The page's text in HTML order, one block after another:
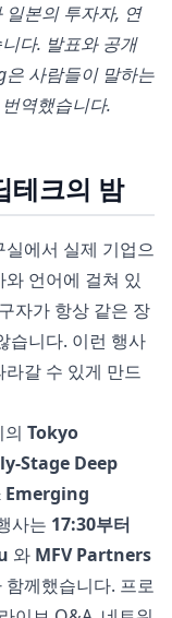
일본의 투자자, 연
다. 발표와 공개
은 사람들이 말하는
역했습니다.
테크의 밤
에서 실제 기업으
언어에 걸쳐 있
자가 항상 같은 장
습니다. 이런 행사
갈 수 있게 만드
Tokyo
Stage Deep
사는 17:30부터
와 MFV Partners
함께했습니다. 프로